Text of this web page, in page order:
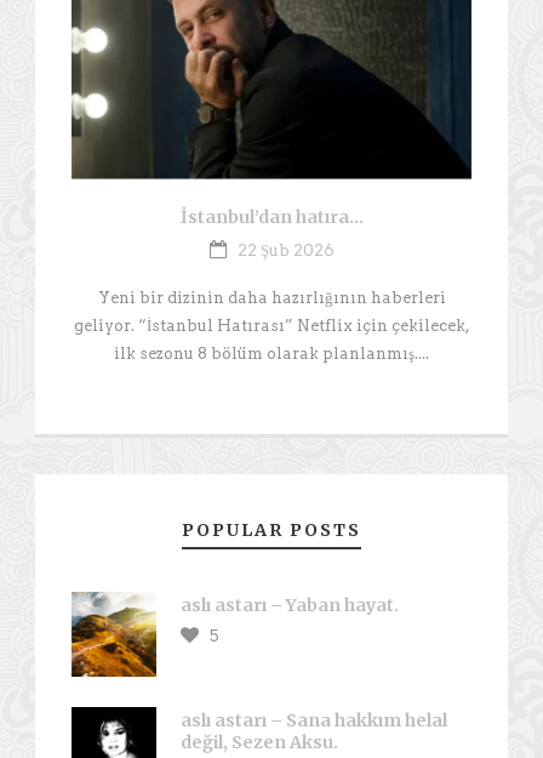
İstanbul’dan hatıra…
22 Şub 2026
Yeni bir dizinin daha hazırlığının haberleri
geliyor. “İstanbul Hatırası” Netflix için çekilecek,
ilk sezonu 8 bölüm olarak planlanmış....
POPULAR POSTS
aslı astarı – Yaban hayat.
5
aslı astarı – Sana hakkım helal
değil, Sezen Aksu.